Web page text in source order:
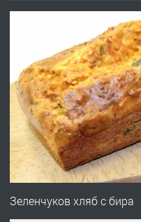
ПРЕДЛАГА
ПРЕДЛАГА
Зеленчуков хляб с бира